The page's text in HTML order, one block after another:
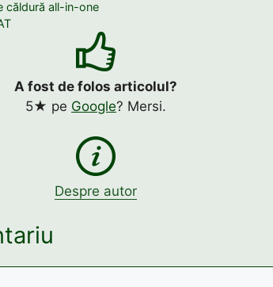
căldură all-in-one
A fost de folos articolul?
5★ pe Google? Mersi.
Despre autor